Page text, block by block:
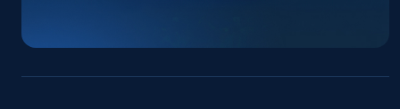
price, Final price, Discount percent, and more.